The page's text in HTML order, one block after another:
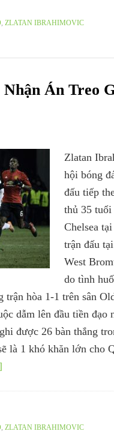
, ZLATAN IBRAHIMOVIC
Án Treo
Zlatan
hội bóng
đấu tiếp
thủ 35
Chelsea
trận đấu
West
do tình
trận hòa 1-1 trên sân
dẫm lên đầu tiền
được 26 bàn thắng
là 1 khó khăn lớn cho
, ZLATAN IBRAHIMOVIC